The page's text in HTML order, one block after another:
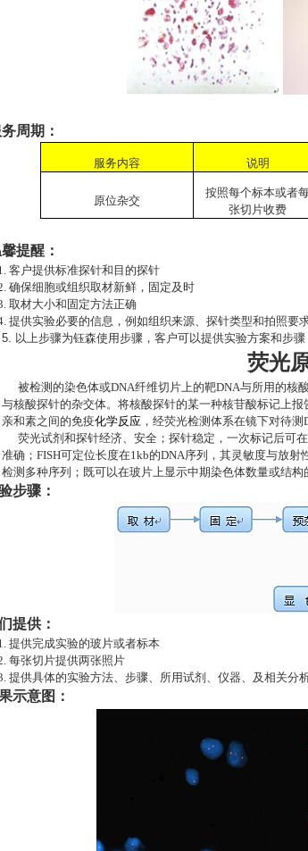
周期：
服务内容 说明
原位杂交
按照每个标本或者
张切片收费
提醒：
客户提供标准探针和目的探针
确保细胞或组织取材新鲜，固定及时
取材大小和固定方法正确
提供实验必要的信息，例如组织来源、探针类型和拍照要
以上步骤为钰森使用步骤，客户可以提供实验方案和步骤
荧光
被检测的染色体或DNA纤维切片上的靶DNA与所用的核
与核酸探针的杂交体。将核酸探针的某一种核苷酸标记上
亲和素之间的免疫化学反应 ，经荧光检测体系在镜下对待测
荧光试剂和探针经济、安全；探针稳定，一次标记后可
准确； FISH可定位长度在1kb的DNA序列，其灵敏度与放射
检测多种序列；既可以在玻片上显示中期染色体数量或结
步骤：
提供：
提供完成实验的玻片或者标本
每张切片提供两张照片
提供具体的实验方法、步骤、所用试剂、仪器、及相关分
示意图：